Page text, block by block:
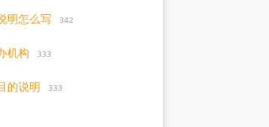
明怎么写 342
机构 333
的说明 333